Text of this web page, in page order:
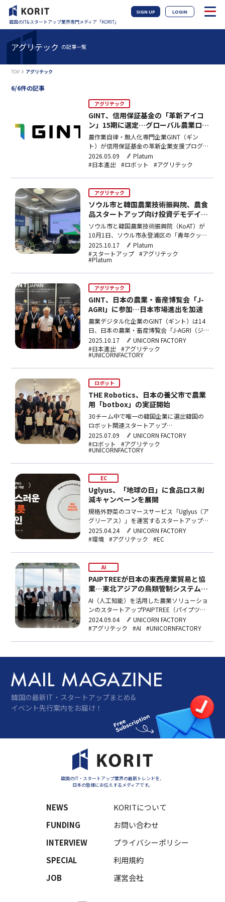
韓国のIT&スタートアップ業界専門メディア「KORIT」
SIGN UP LOGIN
アグリテック の記事一覧
TOP アグリテック
6/6件の記事
アグリテック
GINT、信用保証基金の「革新アイコ
ン」15期に選定…グローバル農業ロボ
ット市場攻略を加速
農作業自律・無人化専門企業GINT（ギン
ト）が信用保証基金の革新企業支援プログラ
ム「革新アイコン」の15期企業として選定
された。「革新アイコン」は、革新的な技術
GINTを含む6社が選ばれ、選定企業には3年
間で最大200億ウ…
2026.05.09
Platum
#日本進出
#ロボット #アグリテック
アグリテック
ソウル市と韓国農業技術振興院、農食
品スタートアップ向け投資デモデイ開
催
ソウル市と韓国農業技術振興院（KoAT）が
10月1日、ソウル市永登浦区の「青年クック
フードテックセンター」で、農食品（農産
品）スタートアップの資金調達を目的とする
合同デモデーを開催した。今回のイベント
は、ソウル市における農食品関連スタートア
機関が協力して企画…
2025.10.17
Platum
#スタートアップ #アグリテック
#Platum
アグリテック
GINT、日本の農業・畜産博覧会「J-
AGRI」に参加…日本市場進出を加速
農業デジタル化企業のGINT（ギント）は14
日、日本の農業・畜産博覧会「J-AGRI（ジェ
イアグリ）」に参加し、数々の次世代農機製
品を披露したことを明らかにした。東京で開
かれた同イベントには、世界850社以上の農
畜産関連企業が出展した。従来の産業分野の
ーム、…
2025.10.17
UNICORN FACTORY
#日本進出
#アグリテック
#UNICORNFACTORY
ロボット
THE Robotics、日本の養父市で農業
用「botbox」の実証開始
30チーム中で唯一の韓国企業に選出韓国の
ロボット関連スタートアップ
THERobotics（ザ・ロボティクス）が、自社
の農業用追従型運搬ロボット「botbox（ボ
ットボックス）」の現場実証を兵庫県養父市
で8日から本格的に開始することを発表し
も、農業人口の高…
2025.07.09
UNICORN FACTORY
#ロボット
#アグリテック
#UNICORNFACTORY
EC
Uglyus、「地球の日」に食品ロス削
減キャンペーンを展開
規格外野菜のコマースサービス「Uglyus（ア
グリーアス）」を運営するスタートアップ
Kabbage（キャベッジ）は、4月22日の「地
球の日」に合わせ、「完食皿」キャンペーン
スに関する動画に「いいね」やコメントを…
2025.04.24
UNICORN FACTORY
#環境 #アグリテック #EC
AI
PAIPTREEが日本の東西産業貿易と協
業…東北アジアの鳥類管制システムを
構築
AI（人工知能）を活用した農業ソリューショ
ンのスタートアップPAIPTREE（パイプツリ
ー）が、日本の東西産業貿易と提携し、東北
アジアの鳥類管制システム構築に乗り出す。
2024.09.04
UNICORN FACTORY
#アグリテック
#AI #UNICORNFACTORY
韓国の最新IT・スタートアップまとめ&
イベント先行案内をお届け！
韓国のIT・スタートアップ業界の最新トレンドを、
日本の皆様にお伝えするメディアです。
NEWS
FUNDING
INTERVIEW
SPECIAL
JOB
KORITについて
お問い合わせ
プライバシーポリシー
利用規約
運営会社